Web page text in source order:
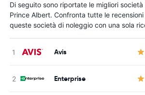
Di seguito sono riportate le migliori
Prince Albert. Confronta tutte le
queste società di noleggio con una sola
Avis
Enterprise